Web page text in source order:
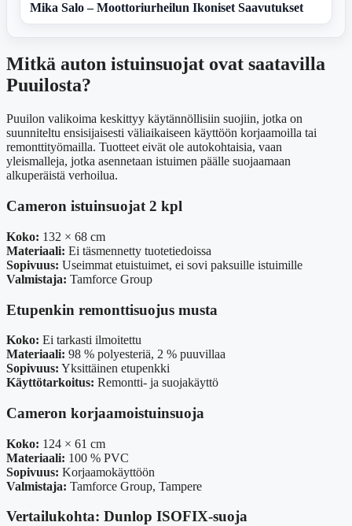
Mika Salo – Moottoriurheilun Ikoniset Saavutukset
Mitkä auton istuinsuojat ovat saatavilla
Puuilosta?
Puuilon valikoima keskittyy käytännöllisiin suojiin, jotka on
suunniteltu ensisijaisesti väliaikaiseen käyttöön korjaamoilla tai
remonttityömailla. Tuotteet eivät ole autokohtaisia, vaan
yleismalleja, jotka asennetaan istuimen päälle suojaamaan
alkuperäistä verhoilua.
Cameron istuinsuojat 2 kpl
Koko: 132 × 68 cm
Materiaali: Ei täsmennetty tuotetiedoissa
Sopivuus: Useimmat etuistuimet, ei sovi paksuille istuimille
Valmistaja: Tamforce Group
Etupenkin remonttisuojus musta
Koko: Ei tarkasti ilmoitettu
Materiaali: 98 % polyesteriä, 2 % puuvillaa
Sopivuus: Yksittäinen etupenkki
Käyttötarkoitus: Remontti- ja suojakäyttö
Cameron korjaamoistuinsuoja
Koko: 124 × 61 cm
Materiaali: 100 % PVC
Sopivuus: Korjaamokäyttöön
Valmistaja: Tamforce Group, Tampere
Vertailukohta: Dunlop ISOFIX-suoja